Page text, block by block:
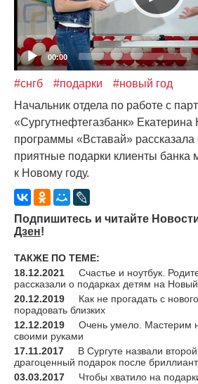
00:00
#снгб #подарки
#новый год
Начальник отдела по работе с
«Сургутнефтегазбанк»
программы «Вставай» рассказала
приятные подарки клиенты банка
к Новому году.
Подпишитесь и читайте
Дзен!
ТАКЖЕ ПО ТЕМЕ:
18.12.2021
Счастье и ноутбук.
рассказали о подарках детям на Новый
20.12.2019
Как не прогадать с
порадовать близких
12.12.2019
Очень умело. Мастерим
своими руками
17.11.2017
В Сургуте назвали
драгоценный подарок после
03.03.2017
Чтобы хватило на